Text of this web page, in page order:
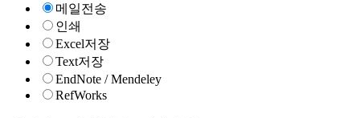
메일전송
인쇄
Excel저장
Text저장
EndNote / Mendeley
RefWorks